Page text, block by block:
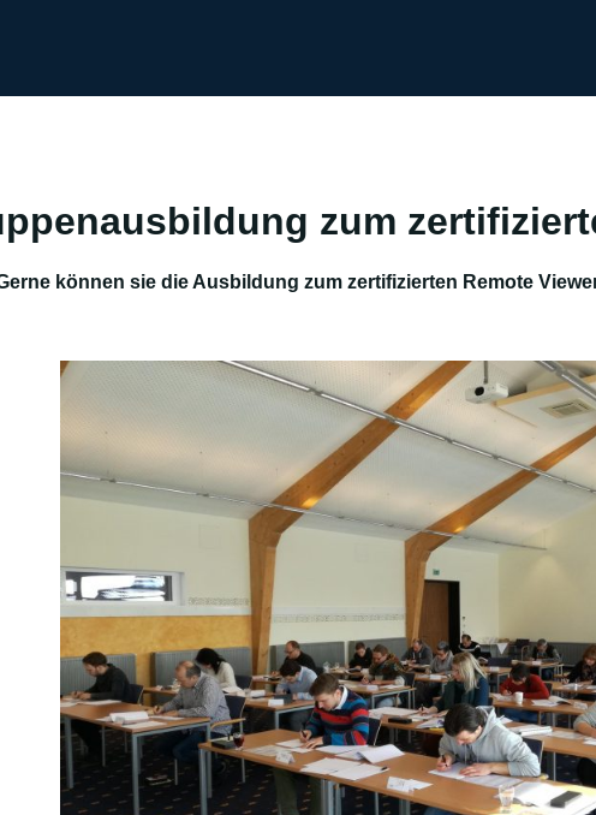
zum
können sie die Ausbildung zum zertifizierten Remote